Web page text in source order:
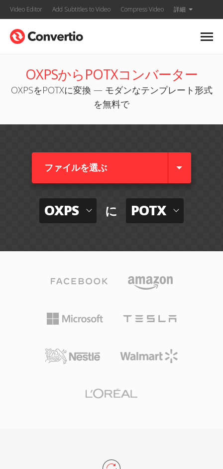
Video Editor Add Subtitles to Video Compress Video 詳細
OXPSからPOTXコンバーター
OXPSをPOTXに変換 — モダンなテンプレート形式
を無料で
ファイルを選ぶ
OXPS に POTX